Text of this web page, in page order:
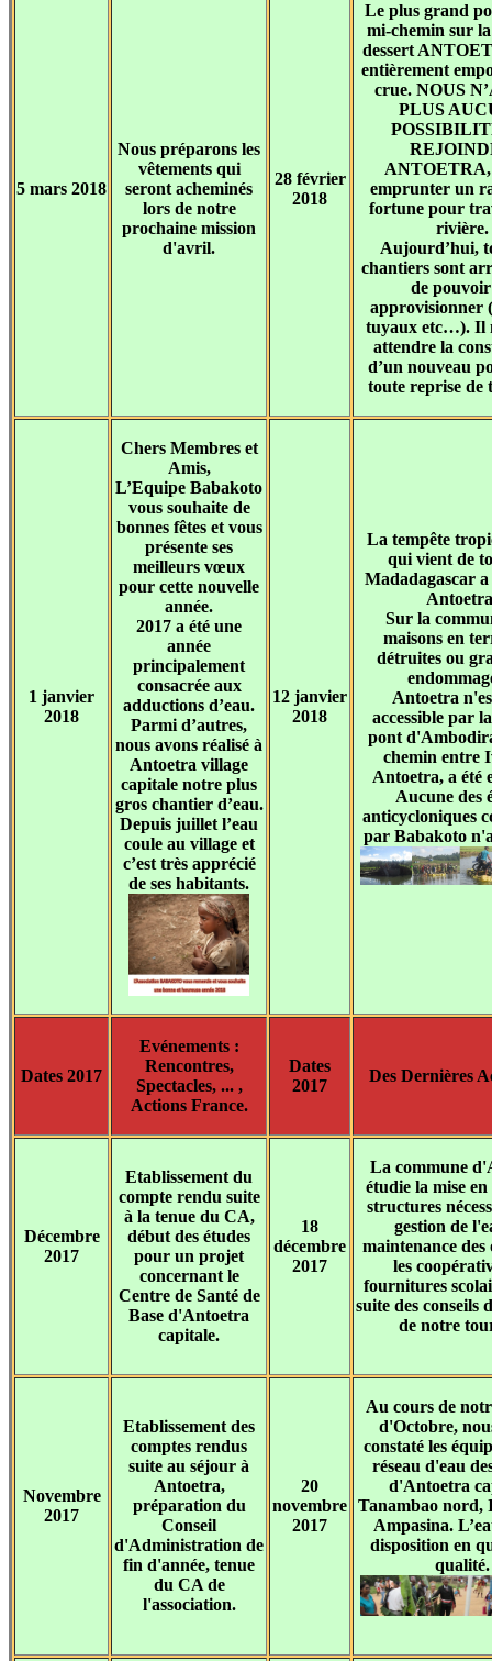
5 mars 2018
Nous préparons les
vêtements qui
seront acheminés
lors de notre
prochaine mission
d'avril.
28 février
2018
Le plus grand
mi-chemin sur
dessert
entièrement
crue. NOUS
PLUS
ANTOETRA,
emprunter un
fortune pour
rivière.
Aujourd’hui,
chantiers sont
de pouvoir
approvisionner
tuyaux etc…). Il
attendre la
d’un nouveau
toute reprise de
1 janvier
2018
Chers Membres et
Amis,
L’Equipe Babakoto
vous souhaite de
bonnes fêtes et vous
présente ses
meilleurs vœux
pour cette nouvelle
année.
2017 a été une
année
principalement
consacrée aux
adductions d’eau.
Parmi d’autres,
nous avons réalisé à
Antoetra village
capitale notre plus
gros chantier d’eau.
Depuis juillet l’eau
coule au village et
c’est très apprécié
de ses habitants.
12 janvier
2018
La tempête
qui vient de
Madadagascar a
Sur la
maisons en
détruites ou
Antoetra
accessible par
pont
chemin entre
Antoetra, a été
Aucune des
anticycloniques
par Babakoto
Dates 2017
Evénements :
Rencontres,
Spectacles, ... ,
Actions France.
Dates
2017
Des Dernières
Décembre
2017
Etablissement du
compte rendu suite
à la tenue du CA,
début des études
pour un projet
concernant le
Centre de Santé de
Base d'Antoetra
capitale.
18
décembre
2017
La commune
étudie la mise en
structures
gestion de
maintenance des
les
fournitures
suite des conseils
de notre
Novembre
2017
Etablissement des
comptes rendus
suite au séjour à
Antoetra,
préparation du
Conseil
d'Administration de
fin d'année, tenue
du CA de
l'association.
20
novembre
2017
Au cours de
d'Octobre,
constaté les
réseau d'eau
d'Antoetra
Tanambao nord,
Ampasina.
disposition en
qualité.